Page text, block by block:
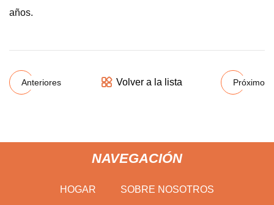
años.
Anteriores Volver a la lista Próximo
NAVEGACIÓN
HOGAR SOBRE NOSOTROS